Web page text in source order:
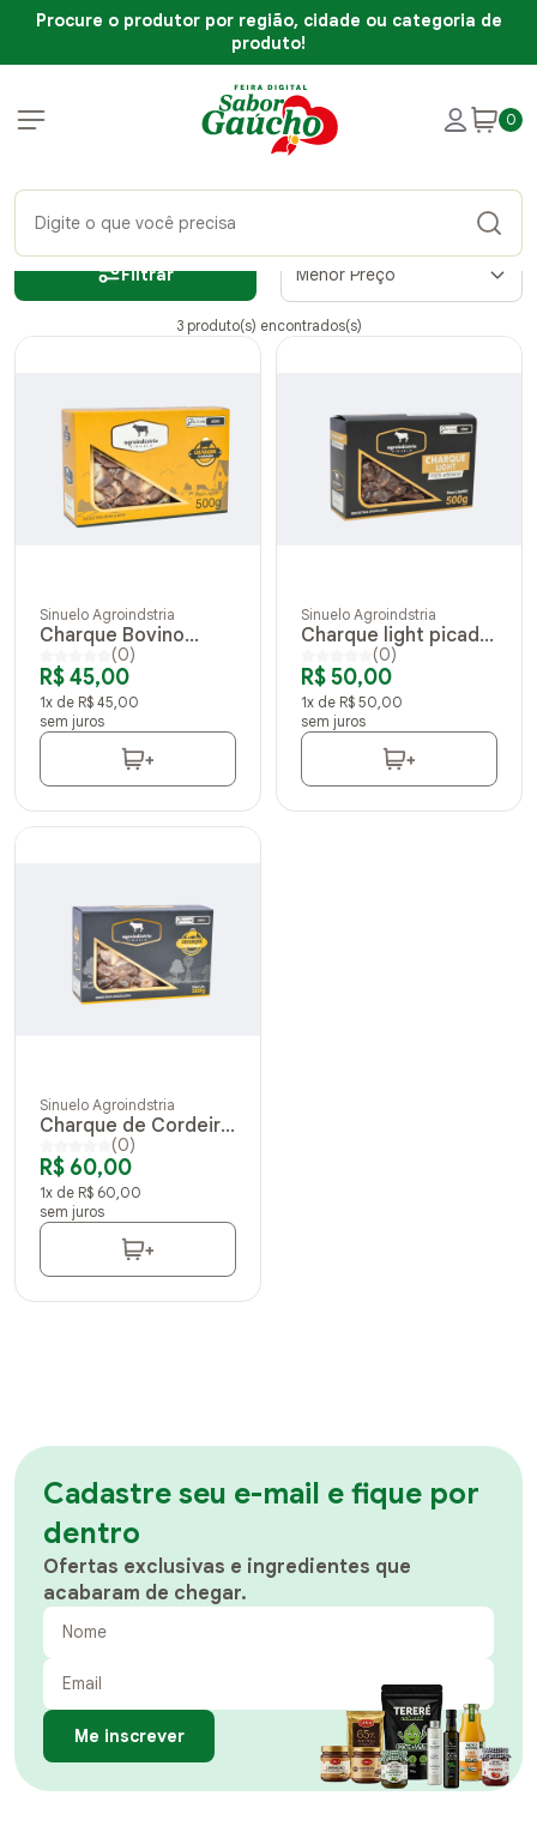
Procure o produtor por região, cidade ou categoria de
produto!
0
Filtrar Menor Preço
3 produto(s) encontrados(s)
Sinuelo Agroindstria
Charque Bovino
Tradicional 500g
(0)
R$ 45,00
1x de R$ 45,00
sem juros
+
Sinuelo Agroindstria
Charque light picado
sem gordura 500g
(0)
R$ 50,00
1x de R$ 50,00
sem juros
+
Sinuelo Agroindstria
Charque de Cordeiro
Artesanal 500g
(0)
R$ 60,00
1x de R$ 60,00
sem juros
+
Cadastre seu e-mail e fique por
dentro
Ofertas exclusivas e ingredientes que
acabaram de chegar.
Me inscrever